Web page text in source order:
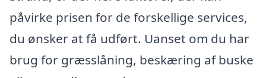
påvirke prisen for de forskellige services,
du ønsker at få udført. Uanset om du har
brug for græsslåning, beskæring af buske